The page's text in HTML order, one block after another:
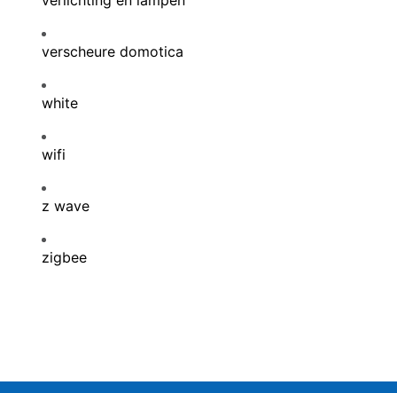
verscheure domotica
white
wifi
z wave
zigbee